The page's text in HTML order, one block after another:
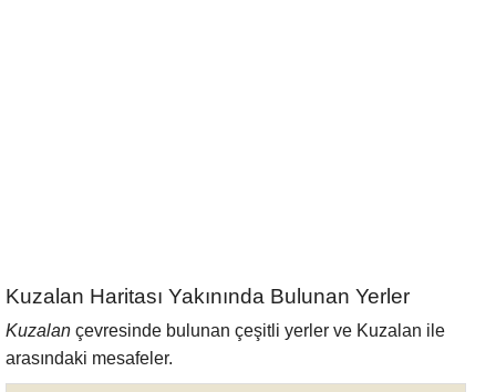
Kuzalan Haritası Yakınında Bulunan Yerler
Kuzalan çevresinde bulunan çeşitli yerler ve Kuzalan ile
arasındaki mesafeler.